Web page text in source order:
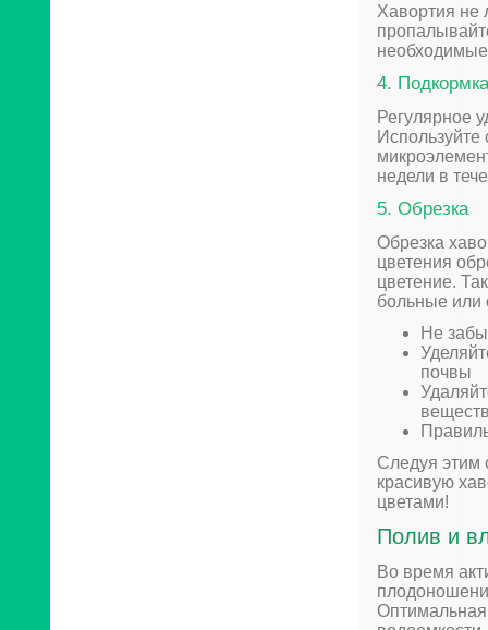
Хавортия не
4.
Регулярное
недели в
5. Обрезка
Обрезка
цветения
цветение.
больные или
Не
почвы
Следуя этим
красивую
цветами!
Полив и
Во время
Оптимальная